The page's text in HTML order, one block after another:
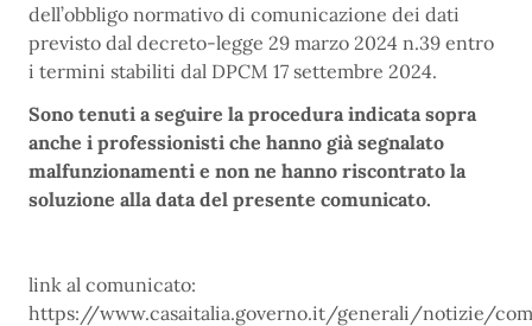
dell’obbligo normativo di comunicazione dei dati
previsto dal decreto-legge 29 marzo 2024 n.39 entro
i termini stabiliti dal DPCM 17 settembre 2024.
Sono tenuti a seguire la procedura indicata sopra
anche i professionisti che hanno già segnalato
malfunzionamenti e non ne hanno riscontrato la
soluzione alla data del presente comunicato.
link al comunicato:
https://www.casaitalia.governo.it/generali/notizie/